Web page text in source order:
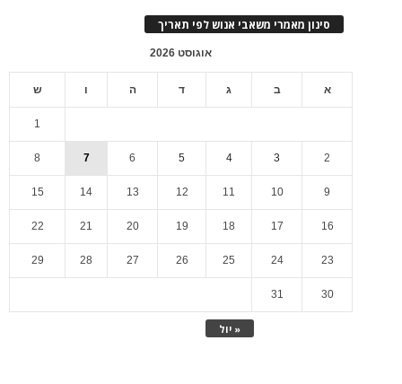
סינון מאמרי משאבי אנוש לפי תאריך
אוגוסט 2026
א ב ג ד ה ו ש
« יול
1
2
3
4
5
6
7
8
9
10
11
12
13
14
15
16
17
18
19
20
21
22
23
24
25
26
27
28
29
30
31